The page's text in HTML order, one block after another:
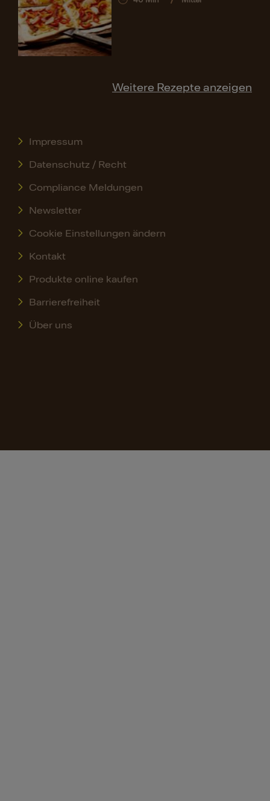
Weitere Rezepte anzeigen
Impressum
Datenschutz / Recht
Compliance Meldungen
Newsletter
Cookie Einstellungen ändern
Kontakt
Produkte online kaufen
Barrierefreiheit
Über uns